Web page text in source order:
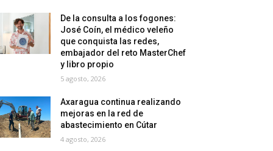
De la consulta a los fogones:
José Coín, el médico veleño
que conquista las redes,
embajador del reto MasterChef
y libro propio
5 agosto, 2026
Axaragua continua realizando
mejoras en la red de
abastecimiento en Cútar
4 agosto, 2026